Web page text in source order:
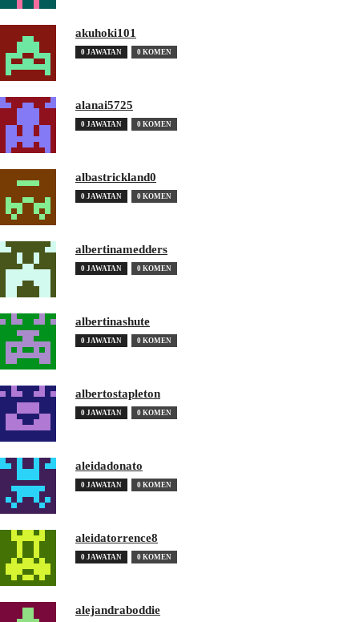
akuhoki101
0 JAWATAN 0 KOMEN
alanai5725
0 JAWATAN 0 KOMEN
albastrickland0
0 JAWATAN 0 KOMEN
albertinamedders
0 JAWATAN 0 KOMEN
albertinashute
0 JAWATAN 0 KOMEN
albertostapleton
0 JAWATAN 0 KOMEN
aleidadonato
0 JAWATAN 0 KOMEN
aleidatorrence8
0 JAWATAN 0 KOMEN
alejandraboddie